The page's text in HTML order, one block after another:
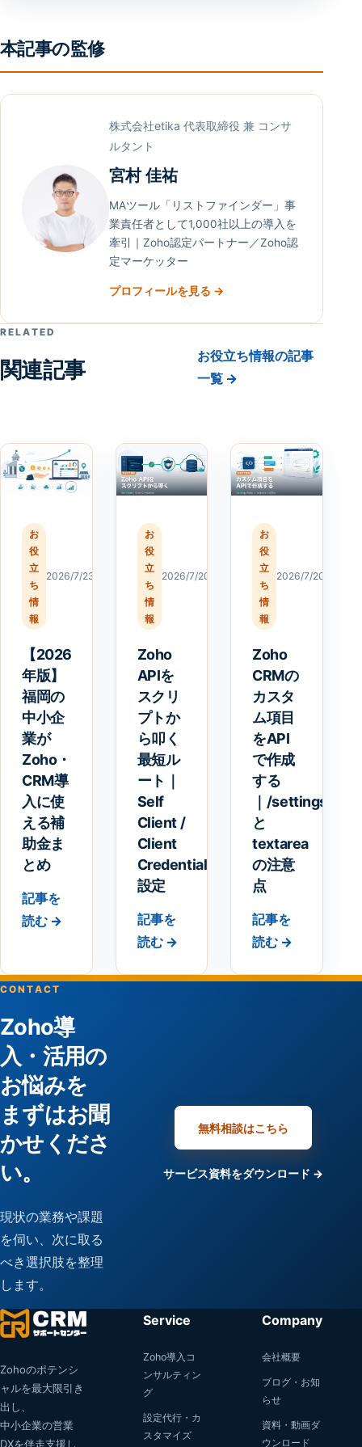
本記事の監修
株式会社etika 代表取締役 兼 コンサ
ルタント
宮村 佳祐
MAツール「リストファインダー」事
業責任者として1,000社以上の導入を
牽引｜Zoho認定パートナー／Zoho認
定マーケッター
プロフィールを見る →
RELATED
関連記事
お役立ち情報の記事
一覧 →
お
役
立
ち
情
報
2026/7/23
【2026
年版】
福岡の
中小企
業が
Zoho・
CRM導
入に使
える補
助金ま
とめ
記事を
読む →
お
役
立
ち
情
報
2026/7/20
Zoho
APIを
スクリ
プトか
ら叩く
最短ル
ート｜
Self
Client /
Client
Credentials
設定
記事を
読む →
お
役
立
ち
情
報
2026/7/20
Zoho
CRMの
カスタ
ム項目
をAPI
で作成
する
｜/settings/
と
textarea
の注意
点
記事を
読む →
CONTACT
Zoho導
入・活用の
お悩みを
まずはお聞
かせくださ
い。
現状の業務や課題
を伺い、次に取る
べき選択肢を整理
します。
無料相談はこちら
サービス資料をダウンロード →
Zohoのポテンシ
ャルを最大限引き
出し、
中小企業の営業
DXを伴走支援し
Service
Zoho導入コ
ンサルティン
グ
設定代行・カ
スタマイズ
Company
会社概要
ブログ・お知
らせ
資料・動画ダ
ウンロード